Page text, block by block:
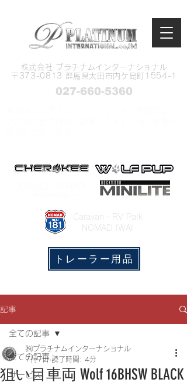
株式会社 プラチナムインターナショナル
​〒373-0813 群馬県太田市内ケ島町1554-1
トレーラー用品
​Caravan・RV Park
NOMAD IWAI
027-660-5360
記事
全ての記事
サービス
全ての記事
狙い目車両 Wolf 16BHSW BLACK
㈱プラチナムインターナショナル
7月7日 読了時間: 4分